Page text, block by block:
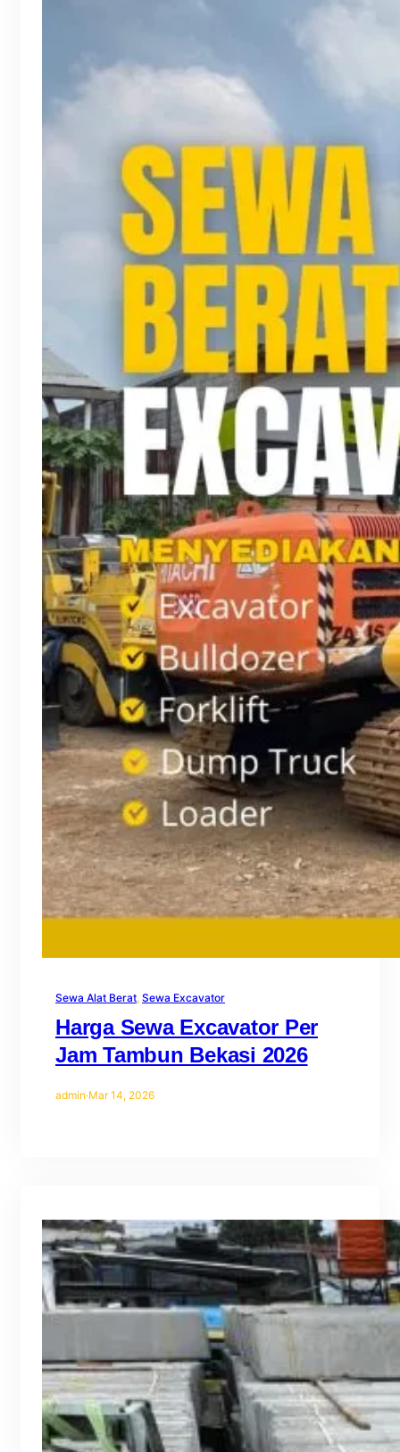
Sewa Alat Berat, Sewa Excavator
Harga Sewa Excavator Per
Jam Tambun Bekasi 2026
admin·Mar 14, 2026